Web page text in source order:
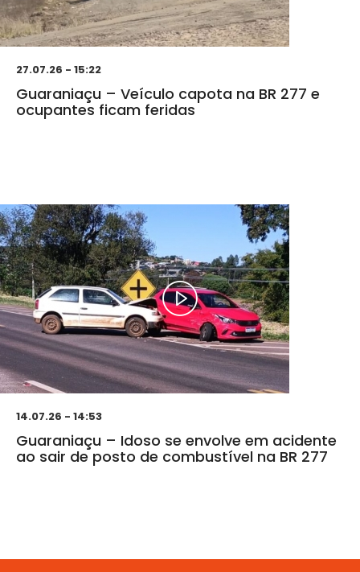
27.07.26 - 15:22
Guaraniaçu – Veículo capota na BR 277 e
ocupantes ficam feridas
14.07.26 - 14:53
Guaraniaçu – Idoso se envolve em acidente
ao sair de posto de combustível na BR 277